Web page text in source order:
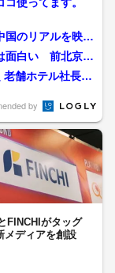
のリアルを映す
面白い 前北京支
老舗ホテル社長
by
FINCHIがタッグ
メディアを創設